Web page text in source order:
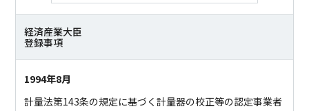
経済産業大臣
登録事項
1994年8月
計量法第143条の規定に基づく計量器の校正等の認定事業者